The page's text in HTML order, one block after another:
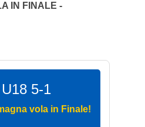
IN FINALE -
5-1
vola in Finale!